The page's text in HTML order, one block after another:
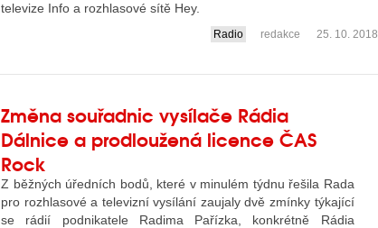
televize Info a rozhlasové sítě Hey.
Radio redakce 25. 10. 2018
Změna souřadnic vysílače Rádia
Dálnice a prodloužená licence ČAS
Rock
Z běžných úředních bodů, které v minulém týdnu řešila Rada
pro rozhlasové a televizní vysílání zaujaly dvě zmínky týkající
se rádií podnikatele Radima Pařízka, konkrétně Rádia